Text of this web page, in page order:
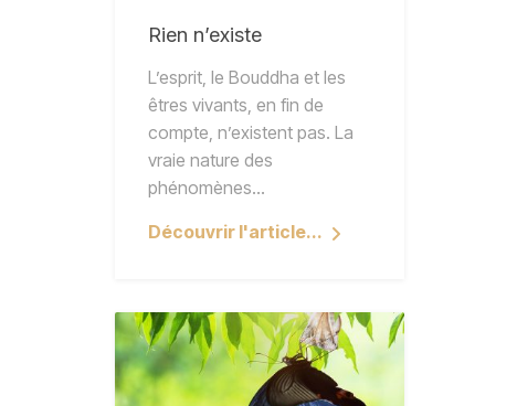
Rien n’existe
L’esprit, le Bouddha et les
êtres vivants, en fin de
compte, n’existent pas. La
vraie nature des
phénomènes…
Découvrir l'article...